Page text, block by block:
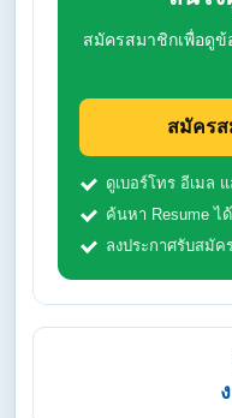
สมัครสมาชิกเพื่อดู
สมัคร
ดูเบอร์โทร อีเมล
ค้นหา Resume ไ
ลงประกาศรับสมัค